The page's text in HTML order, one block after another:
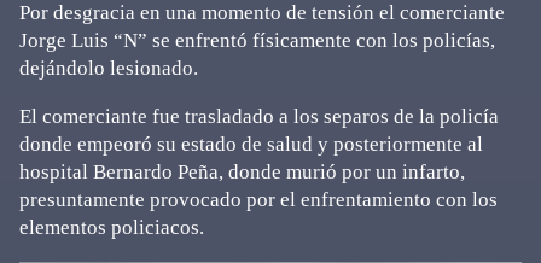
Por desgracia en una momento de tensión el comerciante
Jorge Luis “N” se enfrentó físicamente con los policías,
dejándolo lesionado.
El comerciante fue trasladado a los separos de la policía
donde empeoró su estado de salud y posteriormente al
hospital Bernardo Peña, donde murió por un infarto,
presuntamente provocado por el enfrentamiento con los
elementos policiacos.